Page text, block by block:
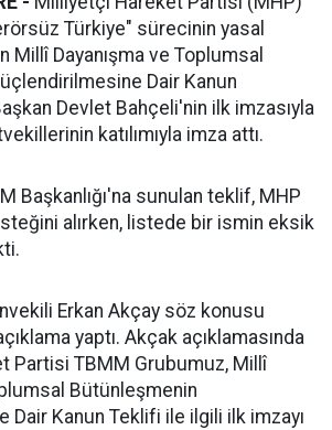
Türkiye" sürecinin yasal
Millî Dayanışma ve Toplumsal
Dair Kanun
Devlet Bahçeli'nin ilk imzasıyla
katılımıyla imza attı.
Başkanlığı'na sunulan teklif, MHP
alırken, listede bir ismin eksik
Erkan Akçay söz konusu
yaptı. Akçak açıklamasında
Partisi TBMM Grubumuz, Millî
Bütünleşmenin
Dair Kanun Teklifi ile ilgili ilk imzayı